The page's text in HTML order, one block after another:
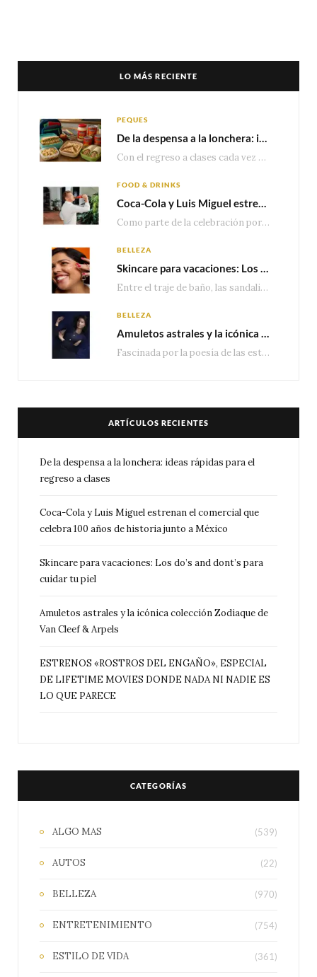
LO MÁS RECIENTE
PEQUES
Con el regreso a clases cada vez más cerca, las familias comienzan a reorganizar horarios,…
FOOD & DRINKS
Como parte de la celebración por sus primeros 100 años enMéxico, Coca-Cola presenta hoy el…
BELLEZA
Entre el traje de baño, las sandalias, los lentes de sol y los looks que…
BELLEZA
Fascinada por la poesía de las estrellas, la Maison Van Cleef & Arpels celebra la llegada de las…
ARTÍCULOS RECIENTES
De la despensa a la lonchera: ideas rápidas para el
regreso a clases
Coca-Cola y Luis Miguel estrenan el comercial que
celebra 100 años de historia junto a México
Skincare para vacaciones: Los do’s and dont’s para
cuidar tu piel
Amuletos astrales y la icónica colección Zodiaque de
Van Cleef & Arpels
ESTRENOS «ROSTROS DEL ENGAÑO», ESPECIAL
DE LIFETIME MOVIES DONDE NADA NI NADIE ES
LO QUE PARECE
CATEGORÍAS
ALGO MAS (539)
AUTOS (22)
BELLEZA (970)
ENTRETENIMIENTO (754)
ESTILO DE VIDA (361)